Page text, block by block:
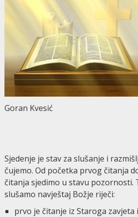
Goran Kvesić
Sjedenje je stav za slušanje i
čujemo. Od početka prvog čitanja
čitanja sjedimo u stavu pozornosti.
slušamo navještaj Božje riječi:
prvo je čitanje iz Staroga